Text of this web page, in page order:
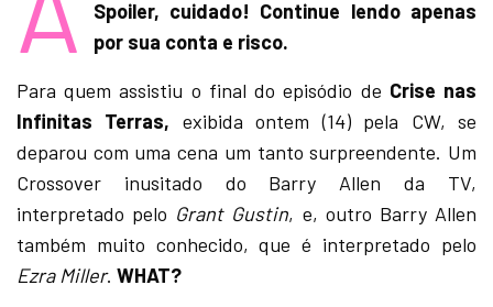
Spoiler, cuidado! Continue lendo apenas
por sua conta e risco.
Para quem assistiu o final do episódio de Crise nas
Infinitas Terras, exibida ontem (14) pela CW, se
deparou com uma cena um tanto surpreendente. Um
Crossover inusitado do Barry Allen da TV,
interpretado pelo Grant Gustin, e, outro Barry Allen
também muito conhecido, que é interpretado pelo
Ezra Miller.WHAT?